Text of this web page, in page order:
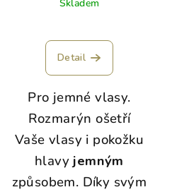
Skladem
Detail
Pro jemné vlasy.
Rozmarýn ošetří
Vaše vlasy i pokožku
hlavyjemným
způsobem. Díky svým